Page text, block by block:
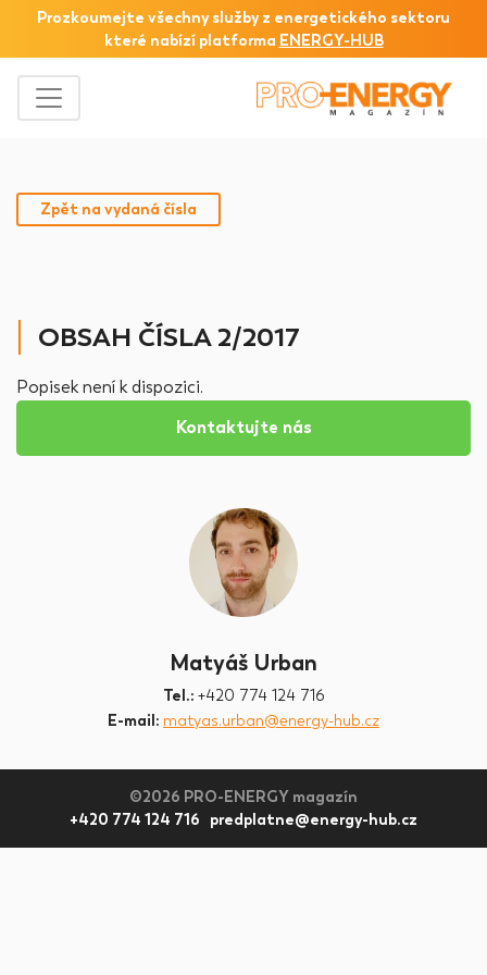
Prozkoumejte všechny služby z energetického sektoru
které nabízí platforma ENERGY-HUB
Zpět na vydaná čísla
OBSAH ČÍSLA 2/2017
Popisek není k dispozici.
Kontaktujte nás
Matyáš Urban
Tel.: +420 774 124 716
E-mail: matyas.urban@energy-hub.cz
©2026 PRO-ENERGY magazín
+420 774 124 716 predplatne@energy-hub.cz